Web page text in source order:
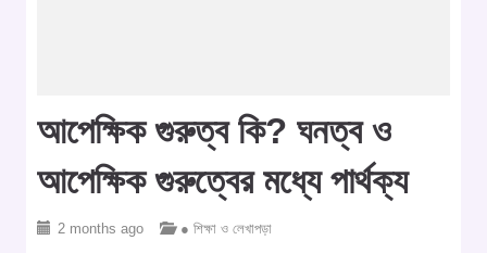
আপেক্ষিক গুরুত্ব কি? ঘনত্ব ও
আপেক্ষিক গুরুত্বের মধ্যে পার্থক্য
2 months ago ● শিক্ষা ও লেখাপড়া